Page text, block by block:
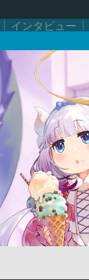
インタビュー